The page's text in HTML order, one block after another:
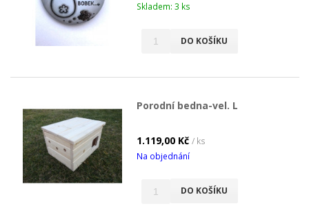
Skladem: 3 ks
DO KOŠÍKU
Porodní bedna-vel. L
1.119,00 Kč / ks
Na objednání
DO KOŠÍKU